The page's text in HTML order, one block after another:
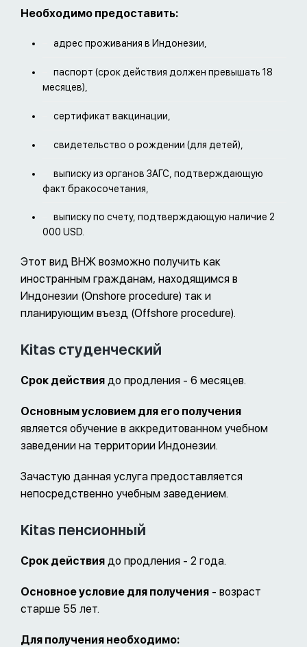
Необходимо предоставить:
адрес проживания в Индонезии,
паспорт (срок действия должен превышать 18
месяцев),
сертификат вакцинации,
свидетельство о рождении (для детей),
выписку из органов ЗАГС, подтверждающую
факт бракосочетания,
выписку по счету, подтверждающую наличие 2
000 USD.
Этот вид ВНЖ возможно получить как
иностранным гражданам, находящимся в
Индонезии (Onshore procedure) так и
планирующим въезд (Offshore procedure).
Kitas студенческий
Срок действия до продления - 6 месяцев.
Основным условием для его получения
является обучение в аккредитованном учебном
заведении на территории Индонезии.
Зачастую данная услуга предоставляется
непосредственно учебным заведением.
Kitas пенсионный
Срок действия до продления - 2 года.
Основное условие для получения - возраст
старше 55 лет.
Для получения необходимо: